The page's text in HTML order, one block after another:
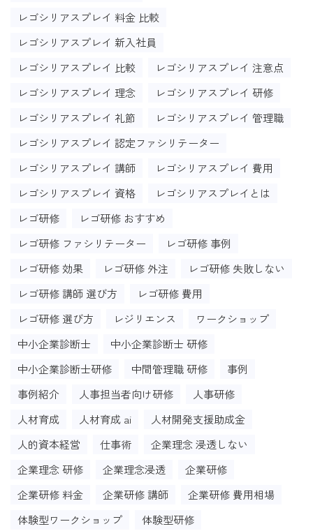
レゴシリアスプレイ 料金 比較
レゴシリアスプレイ 新入社員
レゴシリアスプレイ 比較
レゴシリアスプレイ 注意点
レゴシリアスプレイ 理念
レゴシリアスプレイ 研修
レゴシリアスプレイ 礼節
レゴシリアスプレイ 管理職
レゴシリアスプレイ 認定ファシリテーター
レゴシリアスプレイ 講師
レゴシリアスプレイ 費用
レゴシリアスプレイ 資格
レゴシリアスプレイとは
レゴ研修
レゴ研修 おすすめ
レゴ研修 ファシリテーター
レゴ研修 事例
レゴ研修 効果
レゴ研修 外注
レゴ研修 失敗しない
レゴ研修 講師 選び方
レゴ研修 費用
レゴ研修 選び方
レジリエンス
ワークショップ
中小企業診断士
中小企業診断士 研修
中小企業診断士研修
中間管理職 研修
事例
事例紹介
人事担当者向け研修
人事研修
人材育成
人材育成 ai
人材開発支援助成金
人的資本経営
仕事術
企業理念 浸透しない
企業理念 研修
企業理念浸透
企業研修
企業研修 料金
企業研修 講師
企業研修 費用相場
体験型ワークショップ
体験型研修